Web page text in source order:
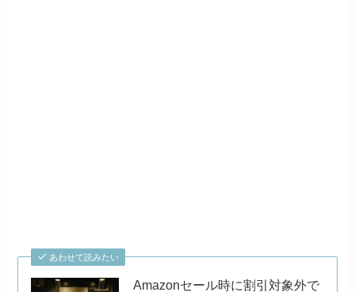
あわせて読みたい
Amazonセール時に割引対象外で